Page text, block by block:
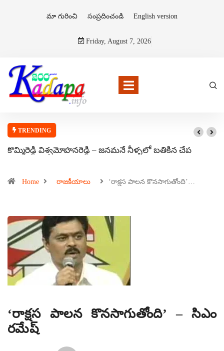
మా గురించి సంప్రదించండి English version
Friday, August 7, 2026
TRENDING
కొమ్మిరెడ్డి విశ్వమోహనరెడ్డి – జనమనే నీళ్ళలో బతికిన చేప
Home రాజకీయాలు ‘రాక్షస పాలన కొనసాగుతోంది’…
‘రాక్షస పాలన కొనసాగుతోంది’ – సిఎం
రమేష్